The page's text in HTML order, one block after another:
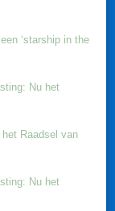
‘starship in the
Nu het
Raadsel van
Nu het